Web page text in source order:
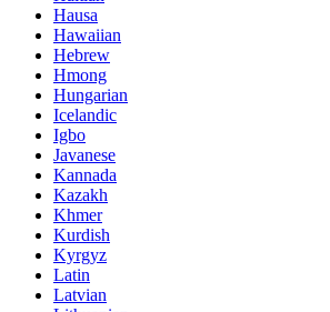
Hausa
Hawaiian
Hebrew
Hmong
Hungarian
Icelandic
Igbo
Javanese
Kannada
Kazakh
Khmer
Kurdish
Kyrgyz
Latin
Latvian